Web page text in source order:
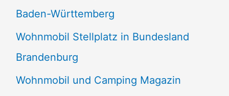
Baden-Württemberg
Wohnmobil Stellplatz in Bundesland
Brandenburg
Wohnmobil und Camping Magazin